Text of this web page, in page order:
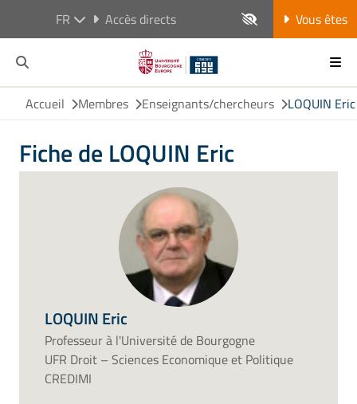
FR Accès directs Vous êtes
Accueil Membres Enseignants/chercheurs LOQUIN Eric
Fiche de LOQUIN Eric
LOQUIN Eric
Professeur à l'Université de Bourgogne
UFR Droit – Sciences Economique et Politique
CREDIMI